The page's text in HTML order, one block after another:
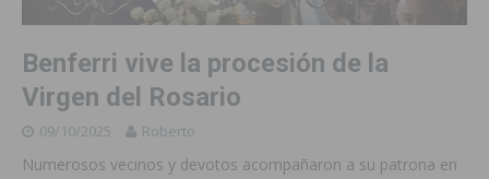
Benferri vive la procesión de la
Virgen del Rosario
09/10/2025 Roberto
Numerosos vecinos y devotos acompañaron a su patrona en